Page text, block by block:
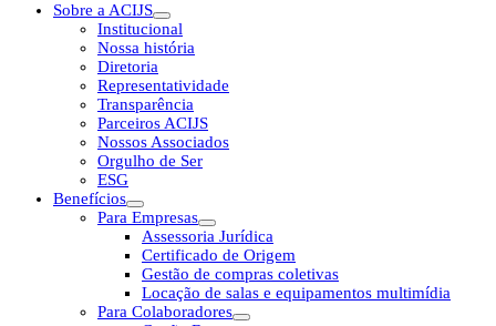
Sobre a ACIJS
Institucional
Nossa história
Diretoria
Representatividade
Transparência
Parceiros ACIJS
Nossos Associados
Orgulho de Ser
ESG
Benefícios
Para Empresas
Assessoria Jurídica
Certificado de Origem
Gestão de compras coletivas
Locação de salas e equipamentos multimídia
Para Colaboradores